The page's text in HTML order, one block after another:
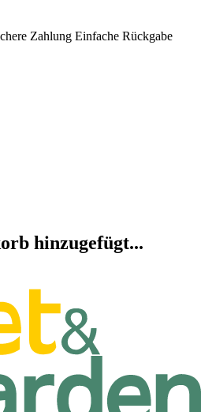
Zahlung Einfache Rückgabe
hinzugefügt...